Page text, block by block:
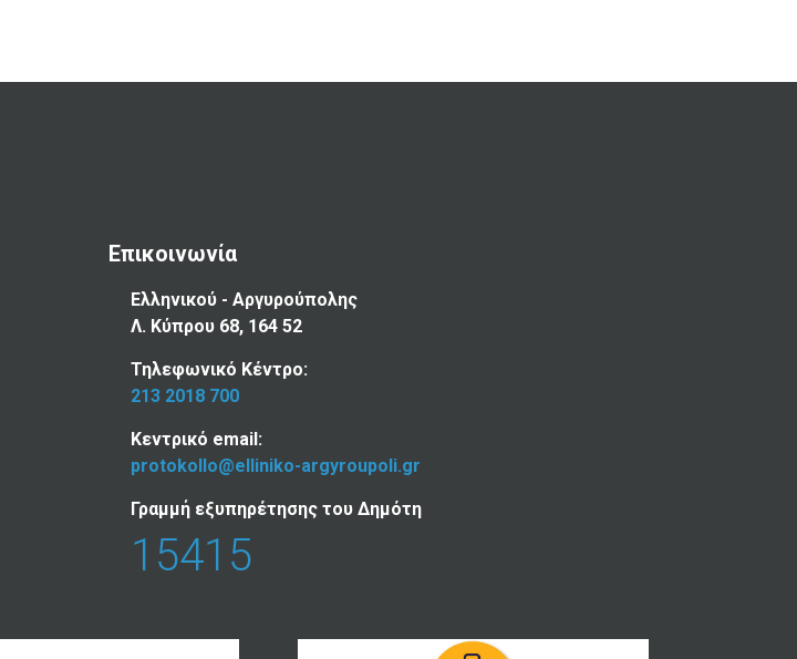
Επικοινωνία
Ελληνικού - Αργυρούπολης
Λ. Κύπρου 68, 164 52
Τηλεφωνικό Κέντρο:
213 2018 700
Κεντρικό email:
protokollo@elliniko-argyroupoli.gr
Γραμμή εξυπηρέτησης του Δημότη
15415